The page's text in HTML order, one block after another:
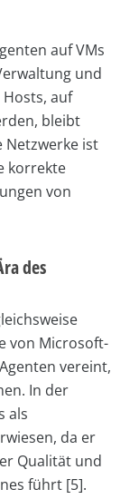
auf VMs
und
auf
bleibt
Netzwerke ist
korrekte
von
des
von Microsoft-
vereint,
In der
als
da er
Qualität und
führt [5].